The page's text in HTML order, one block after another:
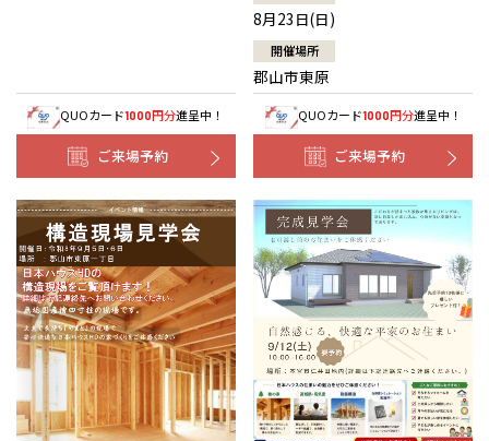
QUOカード1000円分進呈中！
ご来場予約
8月23日(日)
開催場所
郡山市東原
QUOカード1000円分進呈中！
ご来場予約